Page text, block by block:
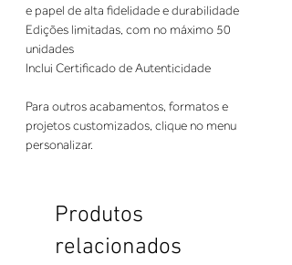
e papel de alta fidelidade e durabilidade
Edições limitadas, com no máximo 50
unidades
Inclui Certificado de Autenticidade
Para outros acabamentos, formatos e
projetos customizados, clique no menu
personalizar.
Produtos
relacionados